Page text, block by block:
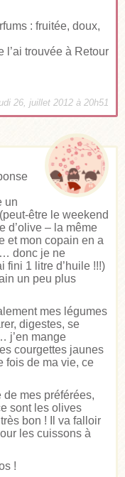
: fruitée, doux,
l’ai trouvée à Retour
26, juillet 2012 à 20h51
un
être le weekend
d’olive – la même
et mon copain en a
donc je ne
fini 1 litre d’huile !!!)
un peu plus
mes légumes
digestes, se
j’en mange
courgettes jaunes
fois de ma vie, ce
de mes préférées,
sont les olives
bon ! Il va falloir
les cuissons à
!